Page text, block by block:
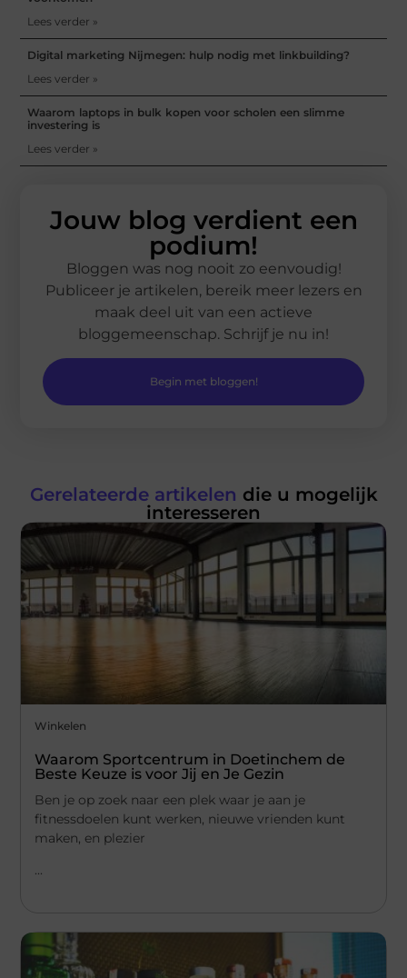
Lees verder »
Digital marketing Nijmegen: hulp nodig met linkbuilding?
Lees verder »
Waarom laptops in bulk kopen voor scholen een slimme
investering is
Lees verder »
Jouw blog verdient een
podium!
Bloggen was nog nooit zo eenvoudig!
Publiceer je artikelen, bereik meer lezers en
maak deel uit van een actieve
bloggemeenschap. Schrijf je nu in!
Begin met bloggen!
Gerelateerde artikelen die u mogelijk
interesseren
Winkelen
Waarom Sportcentrum in Doetinchem de
Beste Keuze is voor Jij en Je Gezin
Ben je op zoek naar een plek waar je aan je
fitnessdoelen kunt werken, nieuwe vrienden kunt
maken, en plezier
...